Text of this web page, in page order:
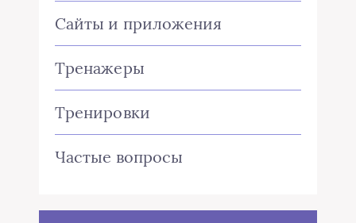
Сайты и приложения
Тренажеры
Тренировки
Частые вопросы